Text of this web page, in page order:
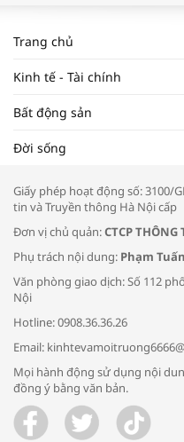
NAM
ĐẬP
Tọa
Bác
Trao
Trang chủ
Kinh tế - Tài chính
Bất động sản
Đời sống
Giấy phép hoạt động số: 3100/
tin và Truyền thông Hà Nội cấp
Đơn vị chủ quản:CTCP
Phụ trách nội dung: Phạm
Văn phòng giao dịch: Số 112
Nội
Hotline: 0908.36.36.26
Email:
Mọi hành động sử dụng nội
đồng ý bằng văn bản.